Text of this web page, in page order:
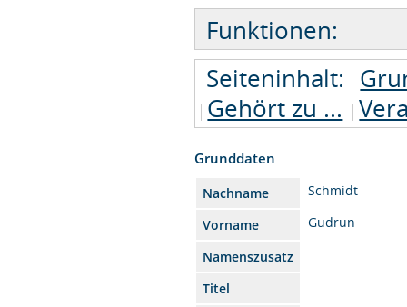
Funktionen:
Seiteninhalt:
Gehört zu ...
Grunddaten
Nachname
Schmidt
Vorname
Gudrun
Namenszusatz
Titel